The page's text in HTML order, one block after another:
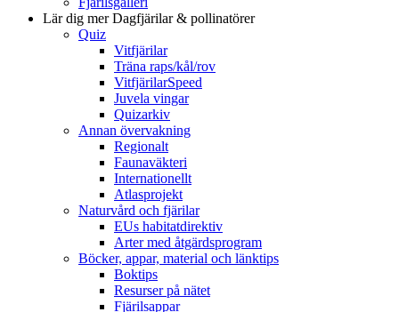
Lär dig merDagfjärilar & pollinatörer
Quiz
Vitfjärilar
Träna raps/kål/rov
VitfjärilarSpeed
Juvela vingar
Quizarkiv
Annan övervakning
Regionalt
Faunaväkteri
Internationellt
Atlasprojekt
Naturvård och fjärilar
EUs habitatdirektiv
Arter med åtgärdsprogram
Böcker, appar, material och länktips
Boktips
Resurser på nätet
Fjärilsappar